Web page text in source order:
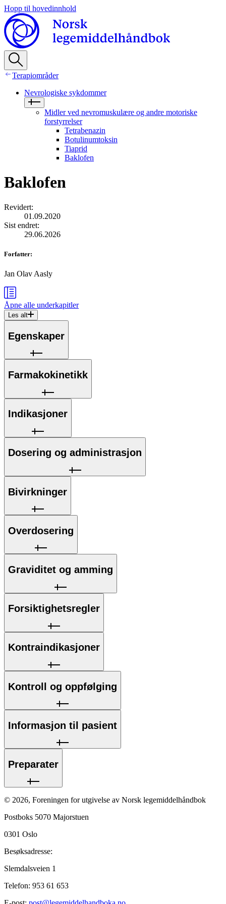
Hopp til hovedinnhold
Terapiområder
Nevrologiske sykdommer
Midler ved nevromuskulære og andre motoriske
forstyrrelser
Tetrabenazin
Botulinumtoksin
Tiaprid
Baklofen
Baklofen
Revidert:
01.09.2020
Sist endret:
29.06.2026
Forfatter:
Jan Olav Aasly
Åpne alle underkapitler
Les alt
Egenskaper
Farmakokinetikk
Indikasjoner
Dosering og administrasjon
Bivirkninger
Overdosering
Graviditet og amming
Forsiktighetsregler
Kontraindikasjoner
Kontroll og oppfølging
Informasjon til pasient
Preparater
© 2026, Foreningen for utgivelse av Norsk legemiddelhåndbok
Postboks 5070 Majorstuen
0301 Oslo
Besøksadresse:
Slemdalsveien 1
Telefon: 953 61 653